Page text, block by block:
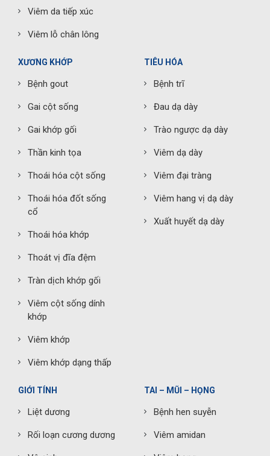
Viêm da tiếp xúc
Viêm lỗ chân lông
XƯƠNG KHỚP
Bệnh gout
Gai cột sống
Gai khớp gối
Thần kinh tọa
Thoái hóa cột sống
Thoái hóa đốt sống
cổ
Thoái hóa khớp
Thoát vị đĩa đệm
Tràn dịch khớp gối
Viêm cột sống dính
khớp
Viêm khớp
Viêm khớp dạng thấp
TIÊU HÓA
Bệnh trĩ
Đau dạ dày
Trào ngược dạ dày
Viêm dạ dày
Viêm đại tràng
Viêm hang vị dạ dày
Xuất huyết dạ dày
GIỚI TÍNH
Liệt dương
Rối loạn cương dương
TAI – MŨI – HỌNG
Bệnh hen suyễn
Viêm amidan